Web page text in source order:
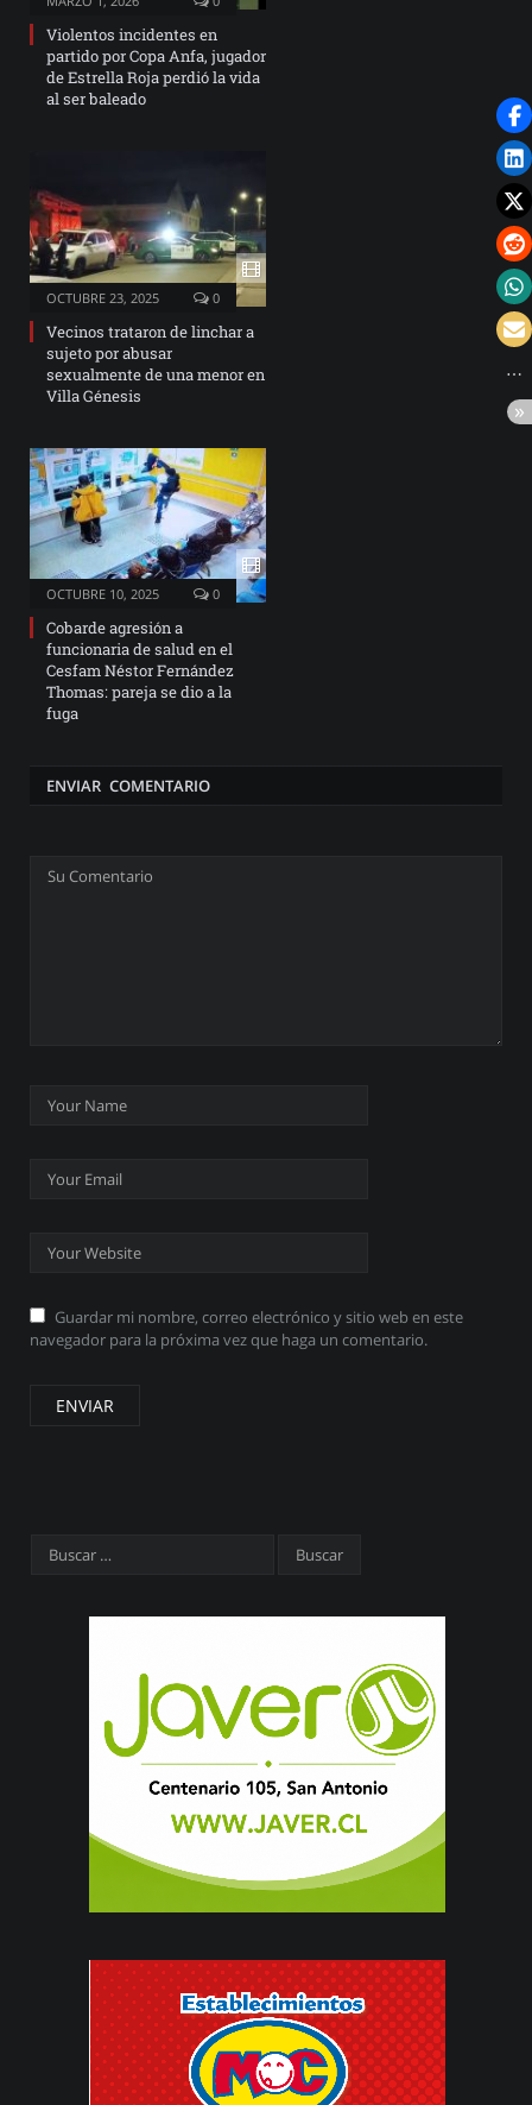
Violentos incidentes en
partido por Copa Anfa, jugador
de Estrella Roja perdió la vida
al ser baleado
OCTUBRE 23, 2025 0
Vecinos trataron de linchar a
sujeto por abusar
sexualmente de una menor en
Villa Génesis
OCTUBRE 10, 2025 0
Cobarde agresión a
funcionaria de salud en el
Cesfam Néstor Fernández
Thomas: pareja se dio a la
fuga
ENVIAR COMENTARIO
Guardar mi nombre, correo electrónico y sitio web en este
navegador para la próxima vez que haga un comentario.